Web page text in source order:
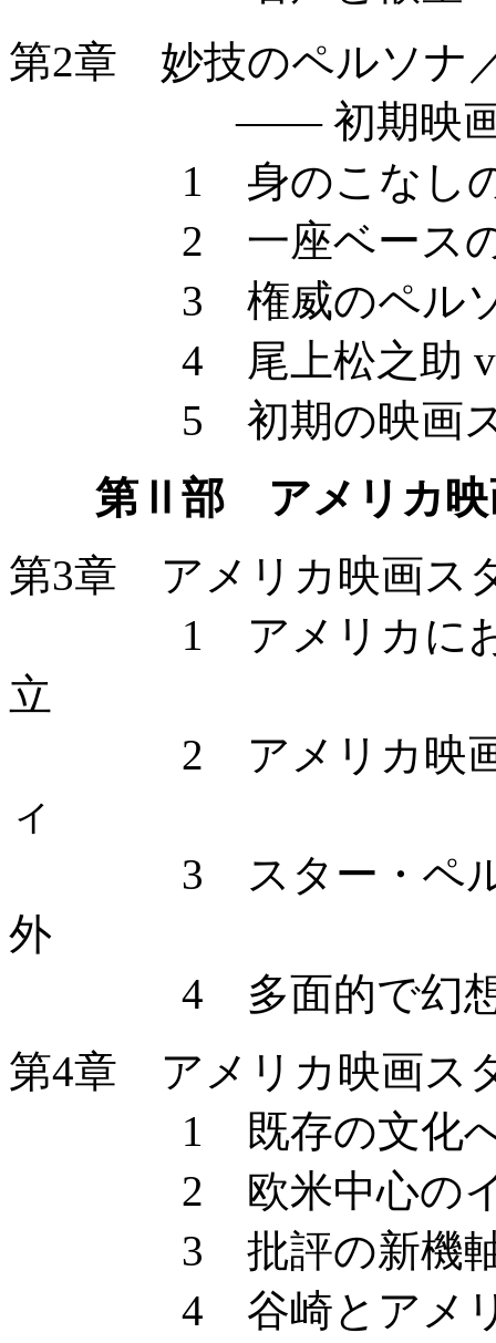
第2章 妙技のペルソナ
—— 初期映画スタ
1 身のこなしの
2 一座ベースの
3 権威のペルソ
4 尾上松之助 vs.
5 初期の映画スタ
第Ⅱ部 アメリカ映
第3章 アメリカ映画ス
1 アメリカにおけ
立
2 アメリカ映画の
ィ
3 スター・ペルソ
外
4 多面的で幻想
第4章 アメリカ映画ス
1 既存の文化へ
2 欧米中心のイデ
3 批評の新機
4 谷崎とアメリ